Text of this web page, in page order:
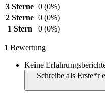
3 Sterne 0 (0%)
2 Sterne 0 (0%)
1 Stern
0 (0%)
1 Bewertung
Keine
Schreibe als Erste*r